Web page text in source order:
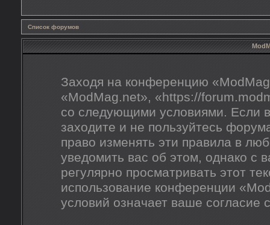
Список форумов
Заходя на конференцию
«ModMag.net», «https://
со следующими условиями. Если
заходите и не пользуйтесь
право изменять эти правила в
уведомить вас об этом, однако
регулярно просматривать этот
использование конференции
условий означает ваше согласие